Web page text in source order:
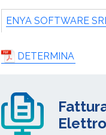
ENYA SOFTWARE
DETERMINA